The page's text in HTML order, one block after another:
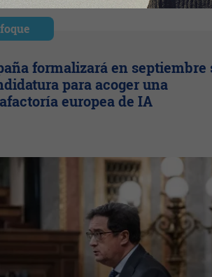
formalizará en septiembre
para acoger una
europea de IA